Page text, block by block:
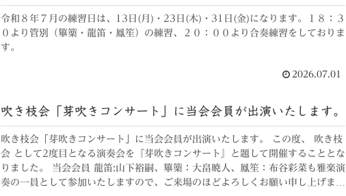
令和８年７月の練習日は、13日(月)・23日(木)・31日(金)になります。１８：３
０より管別（篳篥・龍笛・鳳笙）の練習、２０：００より合奏練習をしておりま
す。
2026.07.01
吹き枝会「芽吹きコンサート」に当会会員が出演いたします。
吹き枝会「芽吹きコンサート」に当会会員が出演いたします。 この度、 吹き枝
会 として2度目となる演奏会を『芽吹きコンサート』と題して開催することとな
りました。 当会会員 龍笛:山下裕嗣、篳篥：大畠暁人、鳳笙：布谷彩菜も雅楽演
奏の一員として参加いたしますので、ご来場のほどよろしくお願い申し上げま